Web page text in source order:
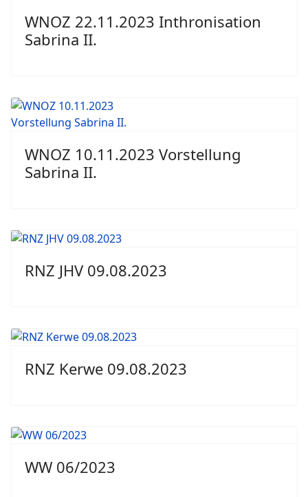
WNOZ 22.11.2023 Inthronisation
Sabrina II.
WNOZ 10.11.2023 Vorstellung
Sabrina II.
RNZ JHV 09.08.2023
RNZ Kerwe 09.08.2023
WW 06/2023